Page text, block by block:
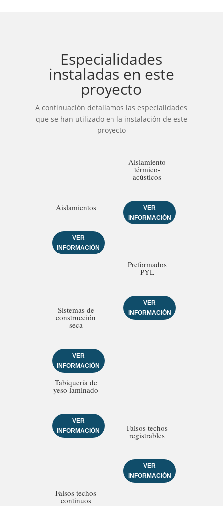
Especialidades
instaladas en este
proyecto
A continuación detallamos las especialidades
que se han utilizado en la instalación de este
proyecto
Aislamientos
VER
INFORMACIÓN
Aislamiento
térmico-
acústicos
VER
INFORMACIÓN
Sistemas de
construcción
seca
VER
INFORMACIÓN
Preformados
PYL
VER
INFORMACIÓN
Tabiquería de
yeso laminado
VER
INFORMACIÓN
Falsos techos
registrables
VER
INFORMACIÓN
Falsos techos
continuos